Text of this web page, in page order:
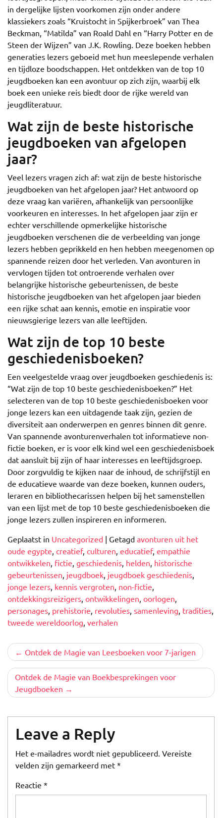
in dergelijke lijsten voorkomen zijn onder andere
klassiekers zoals “Kruistocht in Spijkerbroek” van Thea
Beckman, “Matilda” van Roald Dahl en “Harry Potter en de
Steen der Wijzen” van J.K. Rowling. Deze boeken hebben
generaties lezers geboeid met hun meeslepende verhalen
en tijdloze boodschappen. Het ontdekken van de top 10
jeugdboeken kan een avontuur op zich zijn, waarbij elk
boek een unieke reis biedt door de rijke wereld van
jeugdliteratuur.
Wat zijn de beste historische
jeugdboeken van afgelopen
jaar?
Veel lezers vragen zich af: wat zijn de beste historische
jeugdboeken van het afgelopen jaar? Het antwoord op
deze vraag kan variëren, afhankelijk van persoonlijke
voorkeuren en interesses. In het afgelopen jaar zijn er
echter verschillende opmerkelijke historische
jeugdboeken verschenen die de verbeelding van jonge
lezers hebben geprikkeld en hen hebben meegenomen op
spannende reizen door het verleden. Van avonturen in
vervlogen tijden tot ontroerende verhalen over
belangrijke historische gebeurtenissen, de beste
historische jeugdboeken van het afgelopen jaar bieden
een rijke schat aan kennis, emotie en inspiratie voor
nieuwsgierige lezers van alle leeftijden.
Wat zijn de top 10 beste
geschiedenisboeken?
Een veelgestelde vraag over jeugdboeken geschiedenis is:
“Wat zijn de top 10 beste geschiedenisboeken?” Het
selecteren van de top 10 beste geschiedenisboeken voor
jonge lezers kan een uitdagende taak zijn, gezien de
diversiteit aan onderwerpen en genres binnen dit genre.
Van spannende avonturenverhalen tot informatieve non-
fictie boeken, er is voor elk kind wel een geschiedenisboek
dat aansluit bij zijn of haar interesses en leeftijdsgroep.
Door zorgvuldig te kijken naar de inhoud, de schrijfstijl en
de educatieve waarde van deze boeken, kunnen ouders,
leraren en bibliothecarissen helpen bij het samenstellen
van een lijst met de top 10 beste geschiedenisboeken die
jonge lezers zullen inspireren en informeren.
Geplaatst in Uncategorized | Getagd avonturen uit het
oude egypte, creatief, culturen, educatief, empathie
ontwikkelen, fictie, geschiedenis, helden, historische
gebeurtenissen, jeugdboek, jeugdboek geschiedenis,
jonge lezers, kennis vergroten, non-fictie,
ontdekkingsreizigers, ontwikkelingen, oorlogen,
personages, prehistorie, revoluties, samenleving, tradities,
tweede wereldoorlog, verhalen
Berichtnavigatie
Ontdek de Magie van Leesboeken voor 7-jarigen
Ontdek de Magie van Boekbesprekingen voor
Jeugdboeken
Leave a Reply
Het e-mailadres wordt niet gepubliceerd. Vereiste
velden zijn gemarkeerd met *
Reactie *